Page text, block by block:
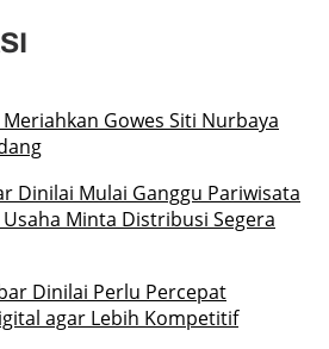
Gowes Siti Nurbaya
Dinilai Mulai Ganggu Pariwisata
Minta Distribusi Segera
Dinilai Perlu Percepat
agar Lebih Kompetitif